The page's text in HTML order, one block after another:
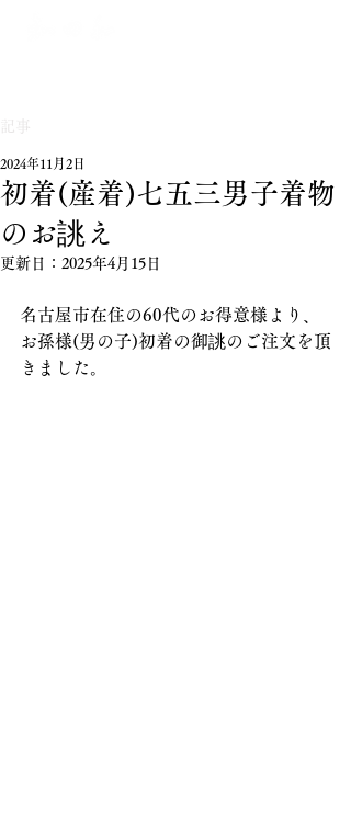
記事
初着(産着)七五三男子着物
のお誂え
2024年11月2日
更新日： 2025年4月15日
名古屋市在住の60代のお得意様より、
お孫様(男の子)初着の御誂のご注文を頂
きました。